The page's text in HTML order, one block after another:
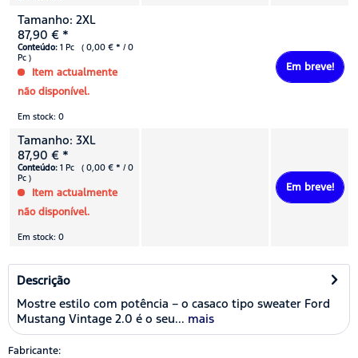
Tamanho: 2XL
87,90 € *
Conteúdo: 1 Pc ( 0,00 € * / 0
Pc )
Item actualmente
não disponível.
Em stock: 0
Em breve!
Tamanho: 3XL
87,90 € *
Conteúdo: 1 Pc ( 0,00 € * / 0
Pc )
Item actualmente
não disponível.
Em stock: 0
Em breve!
Descrição
Mostre estilo com potência – o casaco tipo sweater Ford
Mustang Vintage 2.0 é o seu... mais
Fabricante: